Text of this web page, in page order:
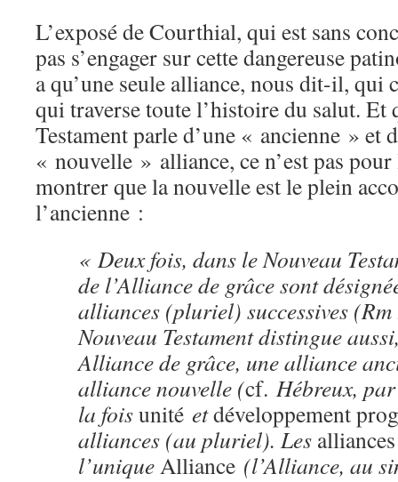
L’exposé de Courthial, qui est sans
pas s’engager sur cette dangereuse
a qu’une seule alliance, nous dit-il, qui
qui traverse toute l’histoire du salut. Et
Testament parle d’une « ancienne » et
« nouvelle » alliance, ce n’est pas
montrer que la nouvelle est le plein
l’ancienne :
« Deux fois, dans le Nouveau
de l’Alliance de grâce sont
alliances (pluriel) successives
Nouveau Testament distingue
Alliance de grâce, une alliance
alliance nouvelle (cf. Hébreux,
la foisunité etdéveloppement
alliances (au pluriel). Les alliances
l’uniqueAlliance (l’Alliance, au